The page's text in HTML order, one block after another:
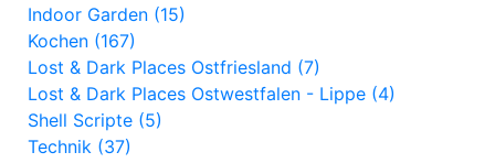
Indoor Garden (15)
Kochen (167)
Lost & Dark Places Ostfriesland (7)
Lost & Dark Places Ostwestfalen - Lippe (4)
Shell Scripte (5)
Technik (37)